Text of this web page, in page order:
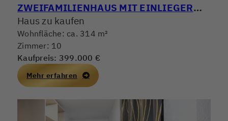
ZWEIFAMILIENHAUS MIT EINLIEGERWOHNUNG
Haus zu kaufen
Wohnfläche: ca. 314 m²
Zimmer: 10
Kaufpreis: 399.000 €
Mehr erfahren